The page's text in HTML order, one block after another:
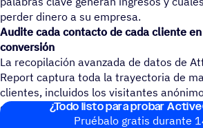
perder dinero a su empresa.
Audite cada contacto de cada cliente
conversión
La recopilación avanzada de datos de
Report captura toda la trayectoria de
clientes, incluidos los visitantes
comprado nada. No es necesario
¿Todo listo para probar
Pruébalo gratis durante